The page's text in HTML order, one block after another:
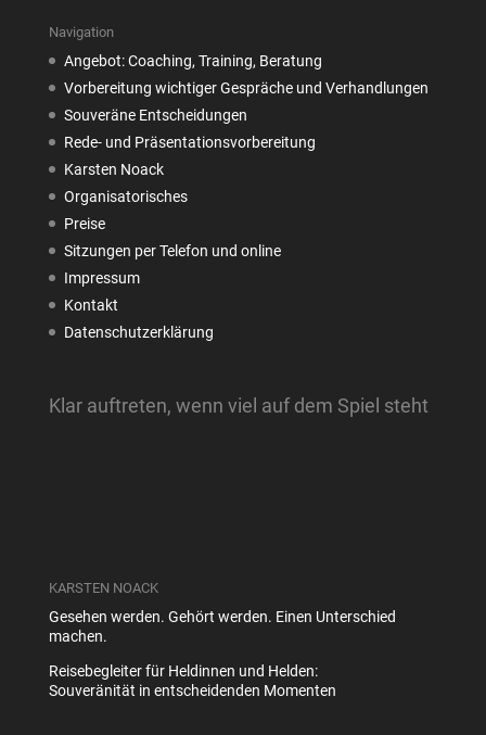
Navigation
Angebot: Coaching, Training, Beratung
Vorbereitung wichtiger Gespräche und Verhandlungen
Souveräne Entscheidungen
Rede- und Präsentationsvorbereitung
Karsten Noack
Organisatorisches
Preise
Sitzungen per Telefon und online
Impressum
Kontakt
Datenschutzerklärung
Klar auftreten, wenn viel auf dem Spiel steht
KARSTEN NOACK
Gesehen werden. Gehört werden. Einen Unterschied
machen.
Reisebegleiter für Heldinnen und Helden:
Souveränität in entscheidenden Momenten